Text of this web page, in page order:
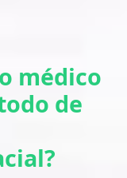
médico
de